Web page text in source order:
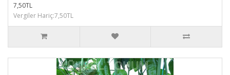
7,50TL
Vergiler Hariç:7,50TL